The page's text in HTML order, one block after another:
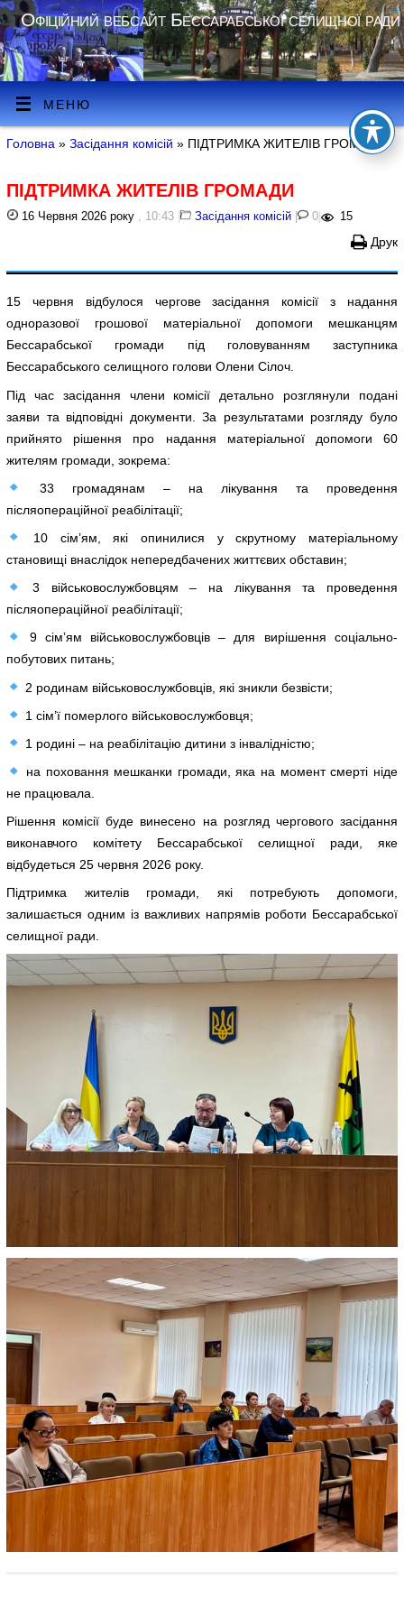
Офіційний вебсайт Бессарабської селищної ради
МЕНЮ
Головна »Засідання комісій » ПІДТРИМКА ЖИТЕЛІВ ГРОМАДИ
ПІДТРИМКА ЖИТЕЛІВ ГРОМАДИ
16 Червня 2026 року , 10:43 | Засідання комісій | 0 | 15
Друк
15 червня відбулося чергове засідання комісії з надання
одноразової грошової матеріальної допомоги мешканцям
Бессарабської громади під головуванням заступника
Бессарабського селищного голови Олени Сілоч.
Під час засідання члени комісії детально розглянули подані
заяви та відповідні документи. За результатами розгляду було
прийнято рішення про надання матеріальної допомоги 60
жителям громади, зокрема:
33 громадянам – на лікування та проведення
післяопераційної реабілітації;
10 сім’ям, які опинилися у скрутному матеріальному
становищі внаслідок непередбачених життєвих обставин;
3 військовослужбовцям – на лікування та проведення
післяопераційної реабілітації;
9 сім’ям військовослужбовців – для вирішення соціально-
побутових питань;
2 родинам військовослужбовців, які зникли безвісти;
1 сім’ї померлого військовослужбовця;
1 родині – на реабілітацію дитини з інвалідністю;
на поховання мешканки громади, яка на момент смерті ніде
не працювала.
Рішення комісії буде винесено на розгляд чергового засідання
виконавчого комітету Бессарабської селищної ради, яке
відбудеться 25 червня 2026 року.
Підтримка жителів громади, які потребують допомоги,
залишається одним із важливих напрямів роботи Бессарабської
селищної ради.